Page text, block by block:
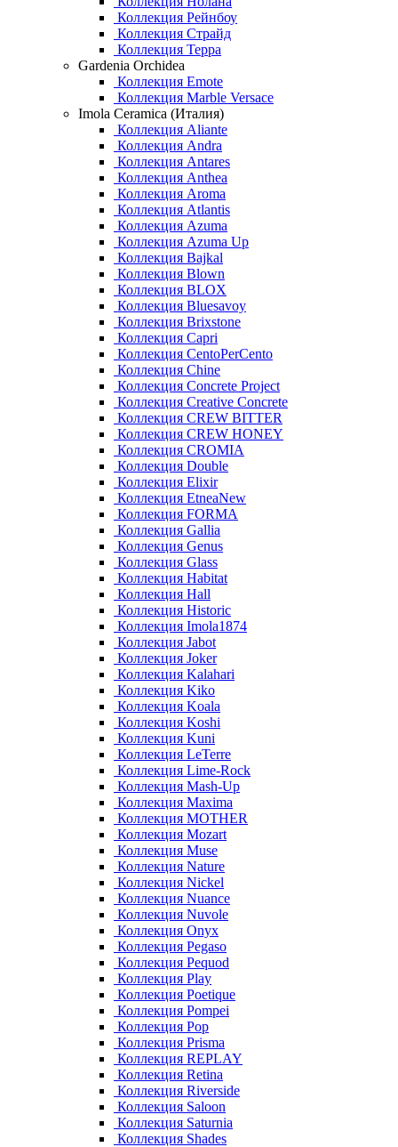
Коллекция Рейнбоу
Коллекция Страйд
Коллекция Терра
Gardenia Orchidea
Коллекция Emote
Коллекция Marble Versace
Imola Ceramica (Италия)
Коллекция Aliante
Коллекция Andra
Коллекция Antares
Коллекция Anthea
Коллекция Aroma
Коллекция Atlantis
Коллекция Azuma
Коллекция Azuma Up
Коллекция Bajkal
Коллекция Blown
Коллекция BLOX
Коллекция Bluesavoy
Коллекция Brixstone
Коллекция Capri
Коллекция CentoPerCento
Коллекция Chine
Коллекция Concrete Project
Коллекция Creative Concrete
Коллекция CREW BITTER
Коллекция CREW HONEY
Коллекция CROMIA
Коллекция Double
Коллекция Elixir
Коллекция EtneaNew
Коллекция FORMA
Коллекция Gallia
Коллекция Genus
Коллекция Glass
Коллекция Habitat
Коллекция Hall
Коллекция Historic
Коллекция Imola1874
Коллекция Jabot
Коллекция Joker
Коллекция Kalahari
Коллекция Kiko
Коллекция Koala
Коллекция Koshi
Коллекция Kuni
Коллекция LeTerre
Коллекция Lime-Rock
Коллекция Mash-Up
Коллекция Maxima
Коллекция MOTHER
Коллекция Mozart
Коллекция Muse
Коллекция Nature
Коллекция Nickel
Коллекция Nuance
Коллекция Nuvole
Коллекция Onyx
Коллекция Pegaso
Коллекция Pequod
Коллекция Play
Коллекция Poetique
Коллекция Pompei
Коллекция Pop
Коллекция Prisma
Коллекция REPLAY
Коллекция Retina
Коллекция Riverside
Коллекция Saloon
Коллекция Saturnia
Коллекция Shades